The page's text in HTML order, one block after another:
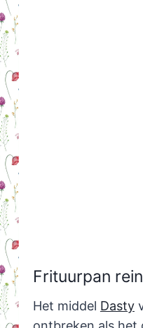
Frituurpan
Het middel Dasty